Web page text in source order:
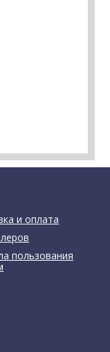
и оплата
пользования